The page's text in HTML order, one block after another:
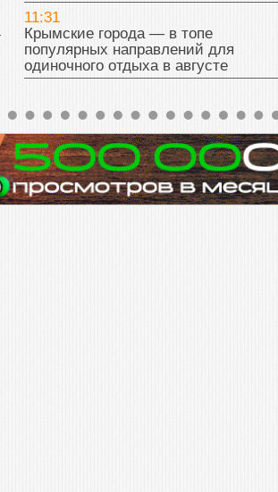
11:31
Крымские города — в топе
популярных направлений для
одиночного отдыха в августе